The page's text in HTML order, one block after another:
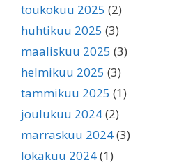
toukokuu 2025 (2)
huhtikuu 2025 (3)
maaliskuu 2025 (3)
helmikuu 2025 (3)
tammikuu 2025 (1)
joulukuu 2024(2)
marraskuu 2024(3)
lokakuu 2024(1)